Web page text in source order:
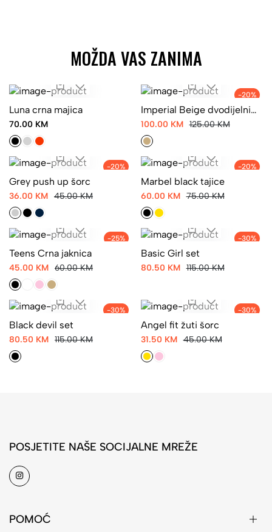
MOŽDA VAS ZANIMA
Luna crna majica
70.00 KM
-20%
Imperial Beige dvodijelni
set
100.00 KM 125.00 KM
-20%
Grey push up šorc
36.00 KM 45.00 KM
-20%
Marbel black tajice
60.00 KM 75.00 KM
-25%
Teens Crna jaknica
45.00 KM 60.00 KM
-30%
Basic Girl set
80.50 KM 115.00 KM
-30%
Black devil set
80.50 KM 115.00 KM
-30%
Angel fit žuti šorc
31.50 KM 45.00 KM
POSJETITE NAŠE SOCIJALNE MREŽE
POMOĆ